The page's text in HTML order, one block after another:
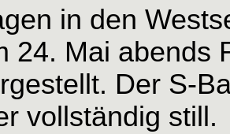
in den
24. Mai abends
Der S-
vollständig still.